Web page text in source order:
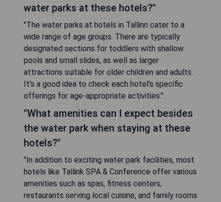
water parks at these hotels?"
"The water parks at hotels in Tallinn cater to a
wide range of age groups. There are typically
designated sections for toddlers with shallow
pools and small slides, as well as larger
attractions suitable for older children and adults.
It's a good idea to check each hotel's specific
offerings for age-appropriate activities."
"What amenities can I expect besides
the water park when staying at these
hotels?"
"In addition to exciting water park facilities, most
hotels like Tallink SPA & Conference offer various
amenities such as spas, fitness centers,
restaurants serving local cuisine, and family rooms